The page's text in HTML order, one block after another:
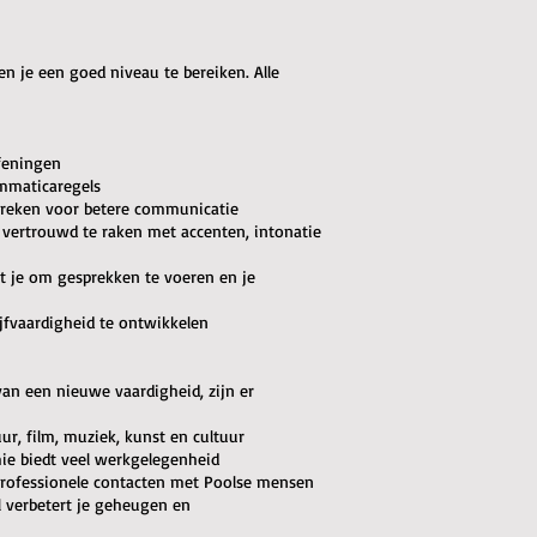
je een goed niveau te bereiken. Alle
voor betere communicatie
te raken met accenten, intonatie
je om gesprekken te voeren en je
te ontwikkelen
een nieuwe vaardigheid, zijn er
film, muziek, kunst en cultuur
biedt veel werkgelegenheid
contacten met Poolse mensen
je geheugen en